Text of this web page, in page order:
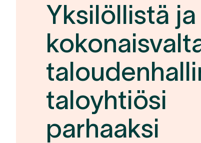
Yksilöllistä ja
taloyhtiösi
parhaaksi